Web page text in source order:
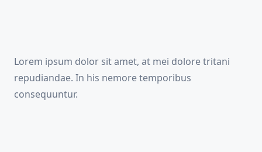
Lorem ipsum dolor sit amet, at mei dolore tritani
repudiandae. In his nemore temporibus
consequuntur.